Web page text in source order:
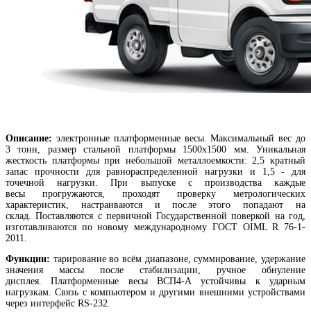
Описание: электронные платформенные весы. Максимальный вес до
3 тонн, размер стальной платформы 1500х1500 мм. Уникальная
жесткость платформы при небольшой металлоемкости: 2,5 кратный
запас прочности для равнораспределенной нагрузки и 1,5 - для
точечной нагрузки. При выпуске с производства каждые
весы прогружаются, проходят проверку метрологических
характеристик, настраиваются и после этого попадают на
склад. Поставляются с первичной Государственной поверкой на год,
изготавливаются по новому международному ГОСТ OIML R 76-1-
2011.
Функции: тарирование во всём диапазоне, суммирование, удержание
значения массы после стабилизации, ручное обнуление
дисплея. Платформенные весы ВСП4-А устойчивы к ударным
нагрузкам. Связь с компьютером и другими внешними устройствами
через интерфейс RS-232.